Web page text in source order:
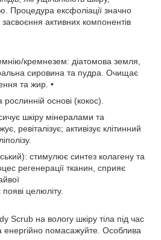
Процедура ексфоліації значно
засвоєння активних компонентів
кремнезем: діатомова земля,
сировина та пудра. Очищає
та жир. •
основі (кокос).
шкіру мінералами та
ревіталізує; активізує клітинний
стимулює синтез колагену та
регенерації тканин, сприяє
целюліту.
Scrub на вологу шкіру тіла під час
енергійно помасажуйте. Особлива